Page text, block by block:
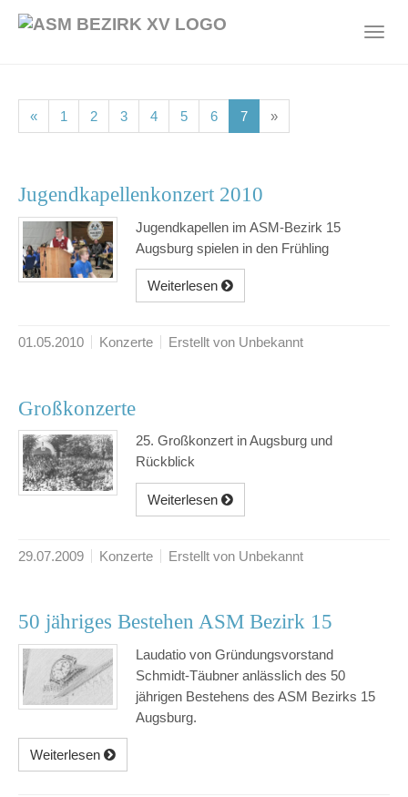
« 1 (current)
2(current)
3(current)
4(current)
5(current)
6(current)
7(current)
»
Jugendkapellenkonzert 2010
Jugendkapellen im ASM-Bezirk 15
Augsburg spielen in den Frühling
Weiterlesen
01.05.2010 Konzerte Erstellt von Unbekannt
Großkonzerte
25. Großkonzert in Augsburg und
Rückblick
Weiterlesen
29.07.2009 Konzerte Erstellt von Unbekannt
50 jähriges Bestehen ASM Bezirk 15
Laudatio von Gründungsvorstand
Schmidt-Täubner anlässlich des 50
jährigen Bestehens des ASM Bezirks 15
Augsburg.
Weiterlesen